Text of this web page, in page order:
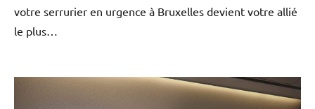
votre serrurier en urgence à Bruxelles devient votre allié
le plus…